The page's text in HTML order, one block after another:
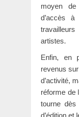
moyen
d’accès
artistes.
Enfin, en
revenus
d’activité,
réforme de
tourne dès
d’édition et